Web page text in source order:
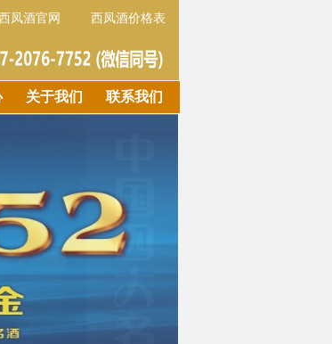
西凤酒官网 西凤酒价格表
关于我们 联系我们